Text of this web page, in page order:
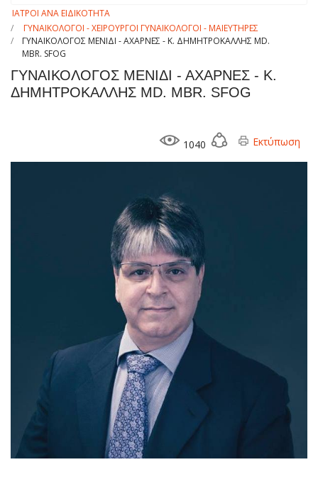
ΙΑΤΡΟΙ ΑΝΑ ΕΙΔΙΚΟΤΗΤΑ
ΓΥΝΑΙΚΟΛΟΓΟΙ - ΧΕΙΡΟΥΡΓΟΙ ΓΥΝΑΙΚΟΛΟΓΟΙ - ΜΑΙΕΥΤΗΡΕΣ
ΓΥΝΑΙΚΟΛΟΓΟΣ ΜΕΝΙΔΙ - ΑΧΑΡΝΕΣ - Κ. ΔΗΜΗΤΡΟΚΑΛΛΗΣ MD.
MBR. SFOG
ΓΥΝΑΙΚΟΛΟΓΟΣ ΜΕΝΙΔΙ - ΑΧΑΡΝΕΣ - Κ.
ΔΗΜΗΤΡΟΚΑΛΛΗΣ MD. MBR. SFOG
1040 Εκτύπωση